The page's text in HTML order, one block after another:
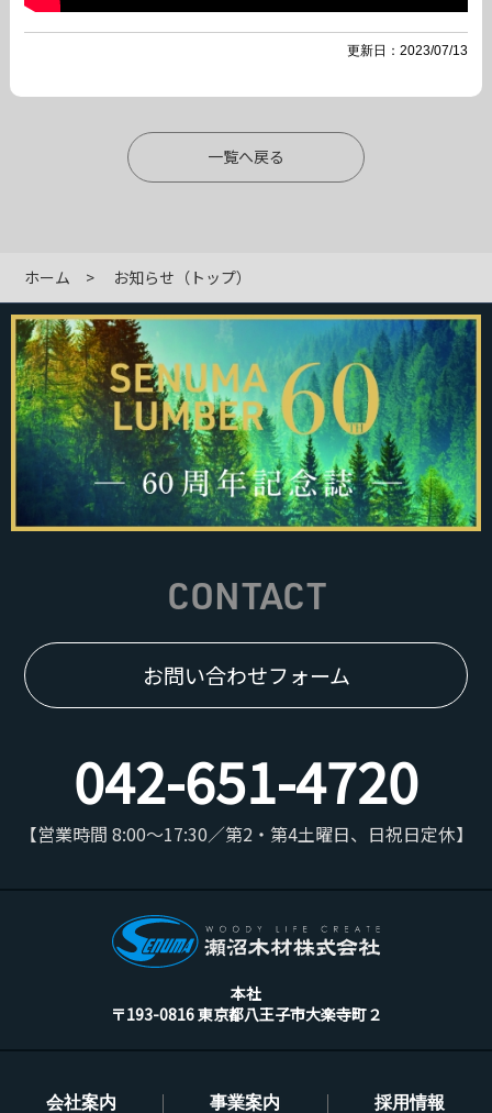
更新日：2023/07/13
一覧へ戻る
ホーム お知らせ（トップ）
CONTACT
お問い合わせフォーム
042-651-4720
【営業時間 8:00～17:30／第2・第4土曜日、日祝日定休】
本社
〒193-0816 東京都八王子市大楽寺町２
会社案内 事業案内 採用情報